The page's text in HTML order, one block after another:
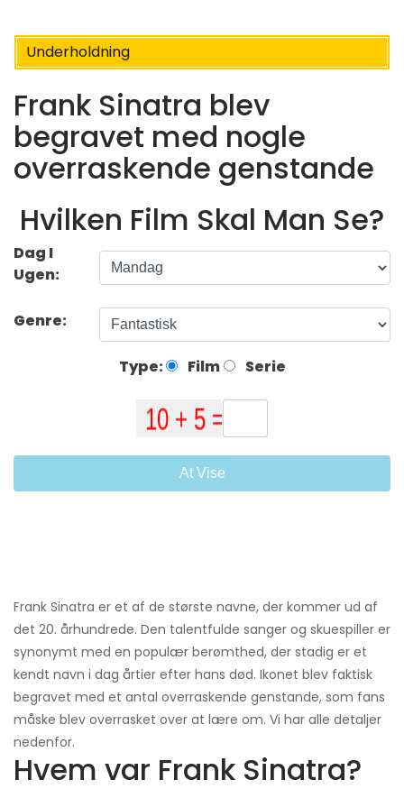
Underholdning
Frank Sinatra blev
begravet med nogle
overraskende genstande
Hvilken Film Skal Man Se?
Dag I
Ugen:
Genre:
Type: Film Serie
At Vise
Frank Sinatra er et af de største navne, der kommer ud af
det 20. århundrede. Den talentfulde sanger og skuespiller er
synonymt med en populær berømthed, der stadig er et
kendt navn i dag årtier efter hans død. Ikonet blev faktisk
begravet med et antal overraskende genstande, som fans
måske blev overrasket over at lære om. Vi har alle detaljer
nedenfor.
Hvem var Frank Sinatra?